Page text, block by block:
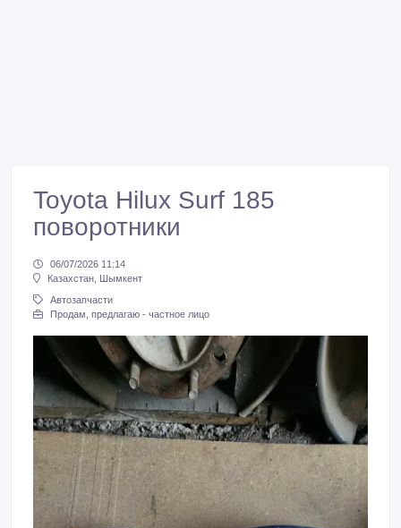
Toyota Hilux Surf 185
поворотники
06/07/2026 11:14
Казахстан, Шымкент
Автозапчасти
Продам, предлагаю - частное лицо